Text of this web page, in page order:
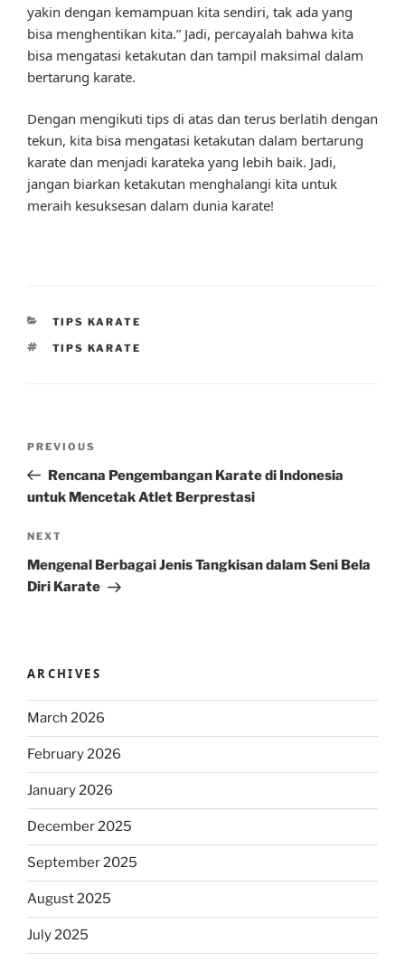
yakin dengan kemampuan kita sendiri, tak ada yang
bisa menghentikan kita.” Jadi, percayalah bahwa kita
bisa mengatasi ketakutan dan tampil maksimal dalam
bertarung karate.
Dengan mengikuti tips di atas dan terus berlatih dengan
tekun, kita bisa mengatasi ketakutan dalam bertarung
karate dan menjadi karateka yang lebih baik. Jadi,
jangan biarkan ketakutan menghalangi kita untuk
meraih kesuksesan dalam dunia karate!
CATEGORIES
TIPS KARATE
TAGS
TIPS KARATE
Previous
Post
PREVIOUS
Rencana Pengembangan Karate di Indonesia
untuk Mencetak Atlet Berprestasi
Next
Post
NEXT
Mengenal Berbagai Jenis Tangkisan dalam Seni Bela
Diri Karate
ARCHIVES
March 2026
February 2026
January 2026
December 2025
September 2025
August 2025
July 2025